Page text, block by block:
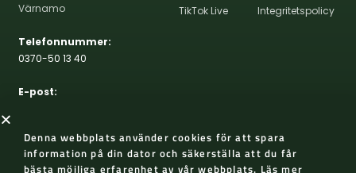
Värnamo
Telefonnummer:
0370-50 13 40
E-post:
TikTok Live
Integritetspolicy
Denna webbplats använder cookies för att spara
information på din dator och säkerställa att du får
bästa möjliga erfarenhet av vår webbplats. Läs mer